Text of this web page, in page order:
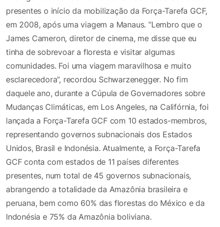
presentes o início da mobilização da Força-Tarefa GCF,
em 2008, após uma viagem a Manaus. “Lembro que o
James Cameron, diretor de cinema, me disse que eu
tinha de sobrevoar a floresta e visitar algumas
comunidades. Foi uma viagem maravilhosa e muito
esclarecedora”, recordou Schwarzenegger. No fim
daquele ano, durante a Cúpula de Governadores sobre
Mudanças Climáticas, em Los Angeles, na Califórnia, foi
lançada a Força-Tarefa GCF com 10 estados-membros,
representando governos subnacionais dos Estados
Unidos, Brasil e Indonésia. Atualmente, a Força-Tarefa
GCF conta com estados de 11 países diferentes
presentes, num total de 45 governos subnacionais,
abrangendo a totalidade da Amazônia brasileira e
peruana, bem como 60% das florestas do México e da
Indonésia e 75% da Amazônia boliviana.